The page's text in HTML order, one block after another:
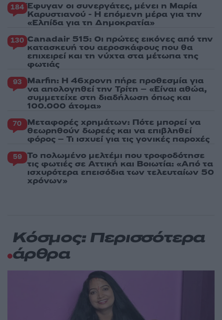
184 Έφυγαν οι συνεργάτες, μένει η Μαρία
Καρυστιανού - Η επόμενη μέρα για την
«Ελπίδα για τη Δημοκρατία»
130 Canadair 515: Οι πρώτες εικόνες από την
κατασκευή του αεροσκάφους που θα
επιχειρεί και τη νύχτα στα μέτωπα της
φωτιάς
93 Marfin: Η 46χρονη πήρε προθεσμία για
να απολογηθεί την Τρίτη – «Είναι αθώα,
συμμετείχε στη διαδήλωση όπως και
100.000 άτομα»
70 Μεταφορές χρημάτων: Πότε μπορεί να
θεωρηθούν δωρεές και να επιβληθεί
φόρος – Τι ισχυεί για τις γονικές παροχές
59 Το πολωμένο μελτέμι που τροφοδότησε
τις φωτιές σε Αττική και Βοιωτία: «Από τα
ισχυρότερα επεισόδια των τελευταίων 50
χρόνων»
Κόσμος: Περισσότερα
άρθρα